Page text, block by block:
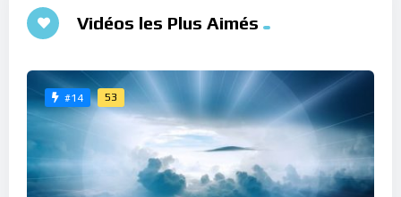
Vidéos les Plus Aimés
#14 53